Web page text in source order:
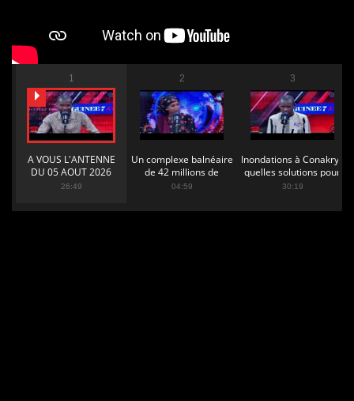
1
A VOUS L'ANTENNE
DU 05 AOUT 2026
26:49
2
Un complexe balnéaire
de 42 millions de
dollars annoncé par le
04:59
3
Inondations à Conakry :
quelles solutions pour
mettre fin aux drames
30:19